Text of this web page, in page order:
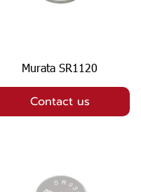
Murata SR1120
Contact us